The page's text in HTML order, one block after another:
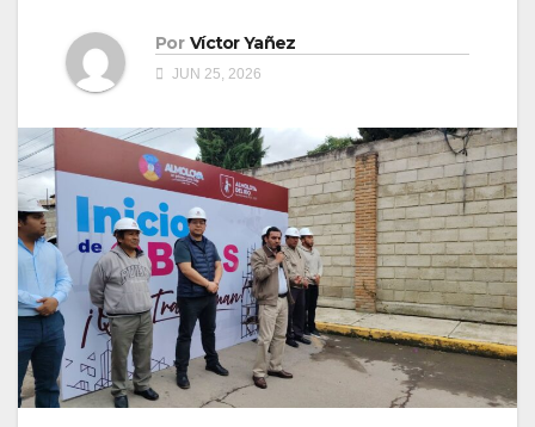
Por Víctor Yañez
JUN 25, 2026